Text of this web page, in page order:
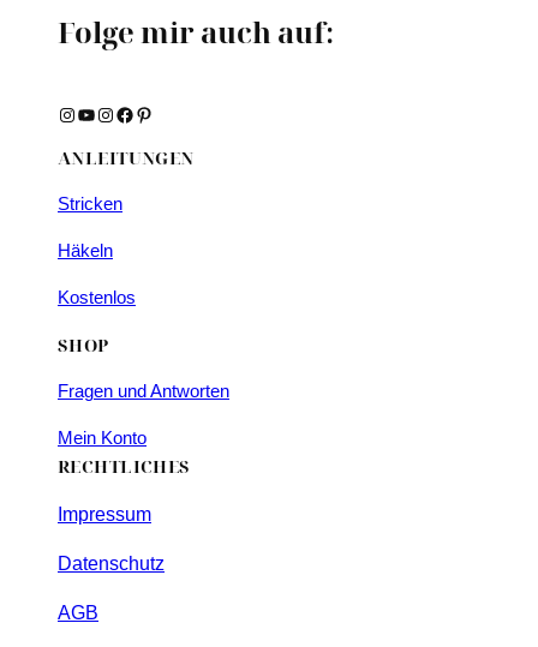
Folge mir auch auf:
Instagram YouTube Instagram Facebook Pinterest
ANLEITUNGEN
Stricken
Häkeln
Kostenlos
SHOP
Fragen und Antworten
Mein Konto
RECHTLICHES
Impressum
Datenschutz
AGB